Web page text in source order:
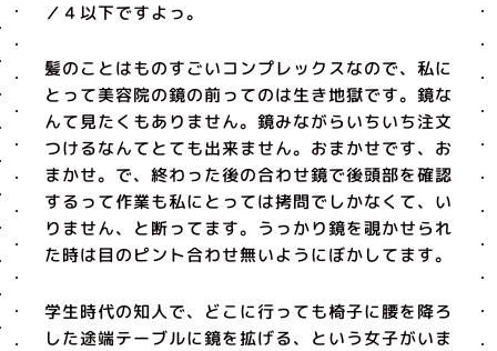
／４以下ですよっ。
髪のことはものすごいコンプレックスなので、私に
とって美容院の鏡の前ってのは生き地獄です。鏡な
んて見たくもありません。鏡みながらいちいち注文
つけるなんてとても出来ません。おまかせです、お
まかせ。で、終わった後の合わせ鏡で後頭部を確認
するって作業も私にとっては拷問でしかなくて、い
りません、と断ってます。うっかり鏡を覗かせられ
た時は目のピント合わせ無いようにぼかしてます。
学生時代の知人で、どこに行っても椅子に腰を降ろ
した途端テーブルに鏡を拡げる、という女子がいま